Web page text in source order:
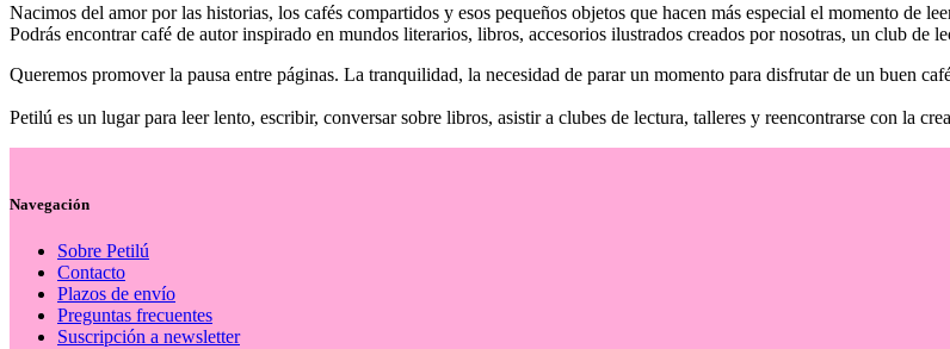
Nacimos del amor por las historias, los cafés compartidos y esos pequeños objetos que hacen más especial el momento de
Podrás encontrar café de autor inspirado en mundos literarios, libros, accesorios ilustrados creados por nosotras, un club de
Queremos promover la pausa entre páginas. La tranquilidad, la necesidad de parar un momento para disfrutar de un buen
Petilú es un lugar para leer lento, escribir, conversar sobre libros, asistir a clubes de lectura, talleres y reencontrarse con la
Navegación
Sobre Petilú
Contacto
Plazos de envío
Preguntas frecuentes
Suscripción a newsletter